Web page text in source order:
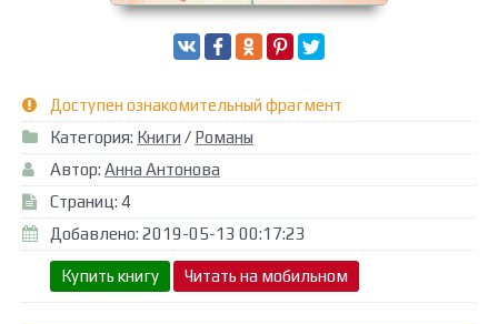
Доступен ознакомительный фрагмент
Категория: Книги / Романы
Автор: Анна Антонова
Страниц: 4
Добавлено: 2019-05-13 00:17:23
Купить книгу Читать на мобильном